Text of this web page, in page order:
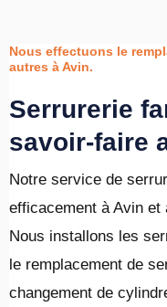
Nous effectuons le
autres à Avin.
Serrurerie
savoir-faire
Notre service de
efficacement à Avin et
Nous installons les
le remplacement de
changement de